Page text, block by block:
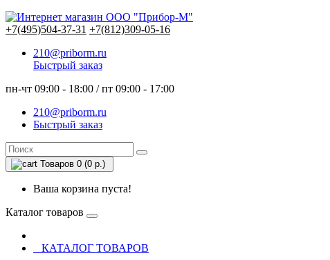
+7(495)504-37-31 +7(812)309-05-16
210@priborm.ru
Быстрый заказ
пн-чт 09:00 - 18:00 / пт 09:00 - 17:00
210@priborm.ru
Быстрый заказ
Товаров 0 (0 р.)
Ваша корзина пуста!
Каталог товаров
КАТАЛОГ ТОВАРОВ